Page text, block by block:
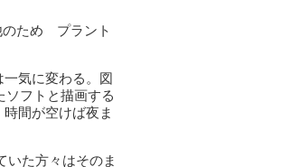
のため プラント
気に変わる。図
フトと描画する
間が空けば夜ま
いた方々はそのま